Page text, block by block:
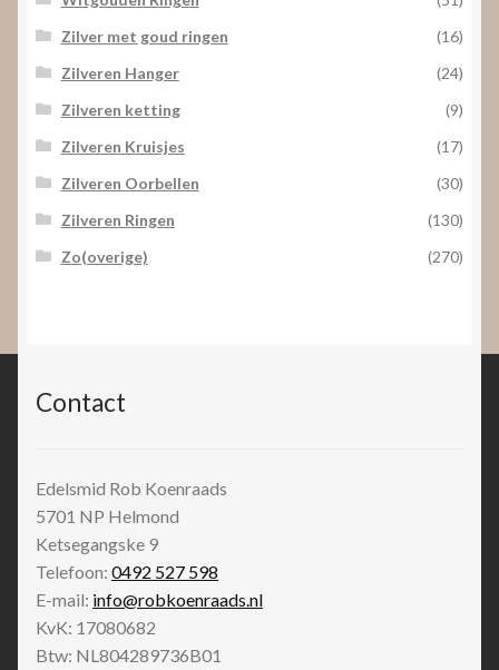
Zilver met goud ringen
(16)
Zilveren Hanger
(24)
Zilveren ketting
(9)
Zilveren Kruisjes
(17)
Zilveren Oorbellen
(30)
Zilveren Ringen
(130)
Zo(overige)
(270)
Contact
Edelsmid Rob Koenraads
5701 NP Helmond
Ketsegangske 9
Telefoon: 0492 527 598
E-mail: info@robkoenraads.nl
KvK: 17080682
Btw: NL804289736B01